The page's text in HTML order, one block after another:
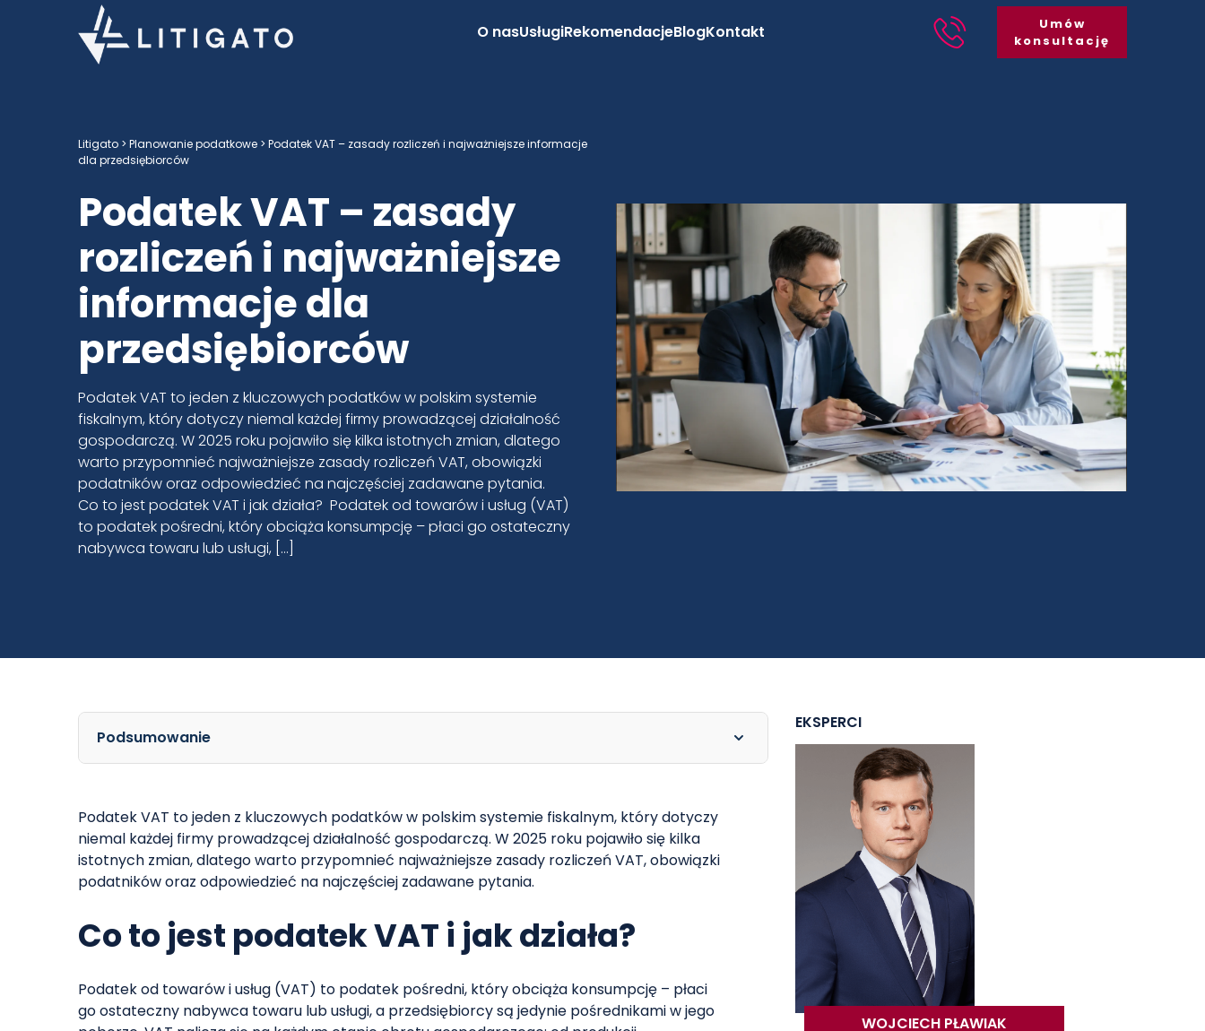
O nasUsługiRekomendacjeBlogKontakt
Umów
konsultację
Litigato > Planowanie podatkowe > Podatek VAT – zasady rozliczeń i najważniejsze informacje
dla przedsiębiorców
Podatek VAT – zasady
rozliczeń i najważniejsze
informacje dla
przedsiębiorców
Podatek VAT to jeden z kluczowych podatków w polskim systemie
fiskalnym, który dotyczy niemal każdej firmy prowadzącej działalność
gospodarczą. W 2025 roku pojawiło się kilka istotnych zmian, dlatego
warto przypomnieć najważniejsze zasady rozliczeń VAT, obowiązki
podatników oraz odpowiedzieć na najczęściej zadawane pytania.
Co to jest podatek VAT i jak działa? Podatek od towarów i usług (VAT)
to podatek pośredni, który obciąża konsumpcję – płaci go ostateczny
nabywca towaru lub usługi, […]
Podsumowanie
Podatek VAT to jeden z kluczowych podatków w polskim systemie fiskalnym, który dotyczy
niemal każdej firmy prowadzącej działalność gospodarczą. W 2025 roku pojawiło się kilka
istotnych zmian, dlatego warto przypomnieć najważniejsze zasady rozliczeń VAT, obowiązki
podatników oraz odpowiedzieć na najczęściej zadawane pytania.
Co to jest podatek VAT i jak działa?
Podatek od towarów i usług (VAT) to podatek pośredni, który obciąża konsumpcję – płaci
go ostateczny nabywca towaru lub usługi, a przedsiębiorcy są jedynie pośrednikami w jego
EKSPERCI
WOJCIECH PŁAWIAK